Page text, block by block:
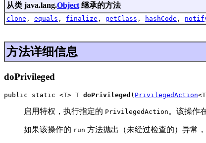
从类 java.lang.Object 继承的方法
clone , equals , finalize , getClass , hashCode ,
方法详细信息
doPrivileged
public static <T> T doPrivileged ( PrivilegedAction
启用特权，执行指定的 PrivilegedAction 。该操作
如果该操作的 run 方法抛出（未经过检查的）异常